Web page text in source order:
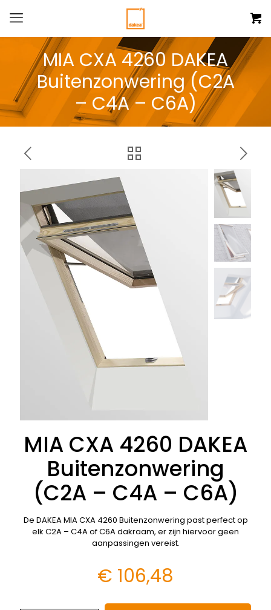
MIA CXA 4260 DAKEA
Buitenzonwering (C2A
– C4A – C6A)
MIA CXA 4260 DAKEA
Buitenzonwering
(C2A – C4A – C6A)
De DAKEA MIA CXA 4260 Buitenzonwering past perfect op
elk C2A – C4A of C6A dakraam, er zijn hiervoor geen
aanpassingen vereist.
€ 106,48